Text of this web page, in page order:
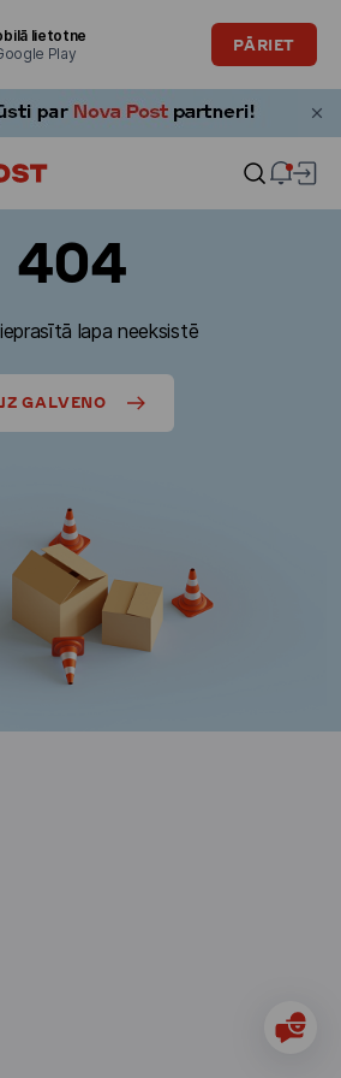
lietotne
Play
PĀRIET
404
lapa neeksistē
GALVENO